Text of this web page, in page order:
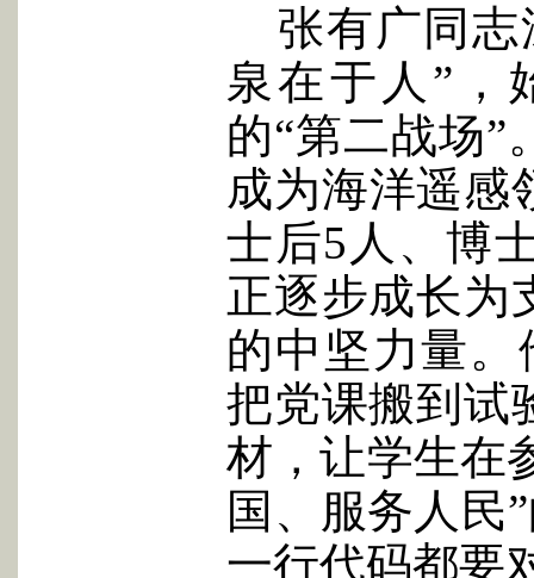
张有广同
泉在于人”，
的“第二战场”
成为海洋遥
士后5人、博
正逐步成长为
的中坚力量。
把党课搬到试
材，让学生在
国、服务人民
一行代码都要